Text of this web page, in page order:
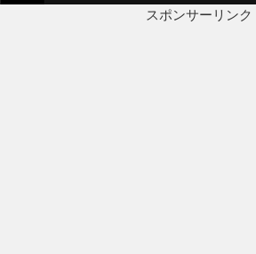
ン
スポンサーリンク